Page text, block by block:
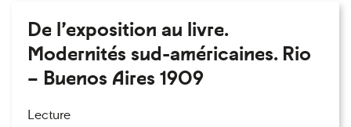
De l’exposition au livre.
Modernités sud-américaines. Rio
– Buenos Aires 1909
Lecture